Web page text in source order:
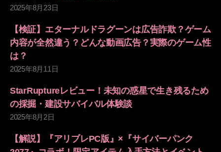
2025年8月23日
【検証】エターナルドラグーンは広告詐欺？ゲーム
内容が全然違う？どんな動画広告？実際のゲーム性
は？
2025年8月11日
StarRuptureレビュー！未知の惑星で生き残るため
の採掘・建設サバイバル体験談
2025年8月2日
【解説】『アリブレPC版』×『サイバーパンク